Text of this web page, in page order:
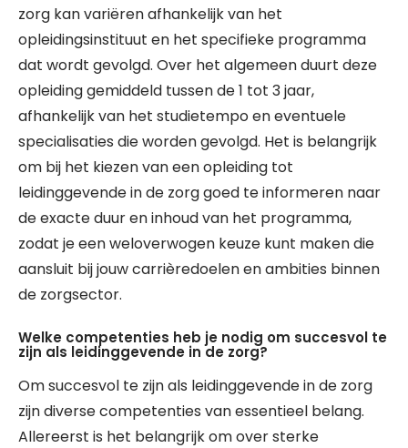
zorg kan variëren afhankelijk van het
opleidingsinstituut en het specifieke programma
dat wordt gevolgd. Over het algemeen duurt deze
opleiding gemiddeld tussen de 1 tot 3 jaar,
afhankelijk van het studietempo en eventuele
specialisaties die worden gevolgd. Het is belangrijk
om bij het kiezen van een opleiding tot
leidinggevende in de zorg goed te informeren naar
de exacte duur en inhoud van het programma,
zodat je een weloverwogen keuze kunt maken die
aansluit bij jouw carrièredoelen en ambities binnen
de zorgsector.
Welke competenties heb je nodig om succesvol te
zijn als leidinggevende in de zorg?
Om succesvol te zijn als leidinggevende in de zorg
zijn diverse competenties van essentieel belang.
Allereerst is het belangrijk om over sterke